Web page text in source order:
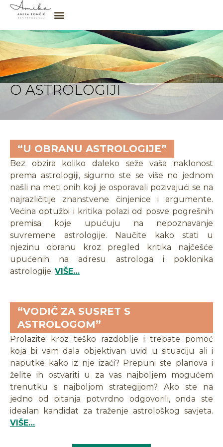
O ASTROLOGIJI
“U OBRANU ASTROLOGIJE”
Bez obzira koliko daleko seže vaša naklonost
prema astrologiji, sigurno ste se više no jednom
našli na meti onih koji je osporavali pozivajući se na
najrazličitije znanstvene činjenice i argumente.
Većina optužbi i kritika polazi od posve pogrešnih
premisa koje upućuju na nepoznavanje
suvremene astrologije. Naučite kako stati u
njezinu obranu kroz pregled kritika najčešće
upućenih na adresu astrologa i poklonika
astrologije. VIŠE…
“VODIČ ZA SUSRET S
ASTROLOGOM”
Prolazite kroz teško razdoblje i trebate pomoć
koja bi vam dala objektivan uvid u situaciju ali i
naputke kako iz nje izaći? Prepuni ste planova i
želite ih ostvariti u za vas najboljem mogućem
trenutku s najboljom strategijom? Ako ste na
jedno od pitanja potvrdno odgovorili, onda ste
idealan kandidat za traženje astrološkog savjeta.
VIŠE…